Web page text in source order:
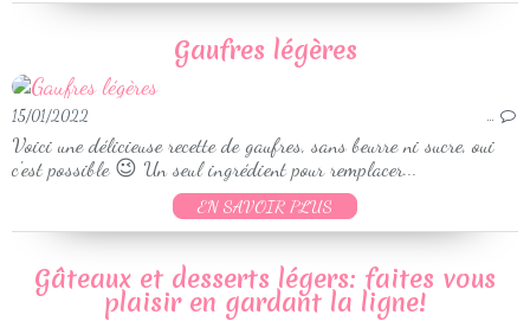
Gaufres légères
15/01/2022 …
Voici une délicieuse recette de gaufres, sans beurre ni sucre, oui
c'est possible 😉 Un seul ingrédient pour remplacer...
EN SAVOIR PLUS
Gâteaux et desserts légers: faites vous
plaisir en gardant la ligne!